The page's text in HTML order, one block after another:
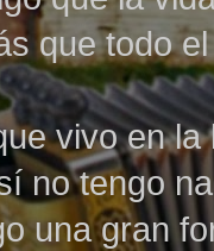
que todo
vivo en la
no tengo
una gran